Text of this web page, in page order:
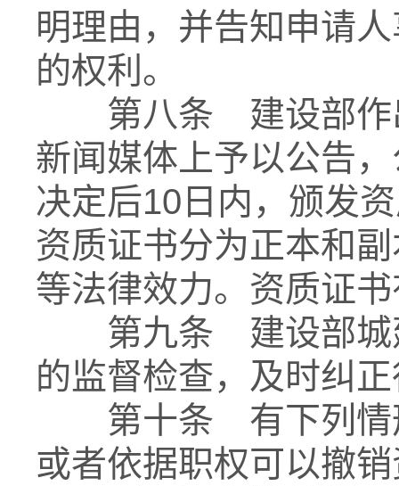
明理由，并告知申请
的权利。
第八条 建设部作出
新闻媒体上予以公告
决定后10日内，颁发
资质证书分为正本和
等法律效力。资质证
第九条 建设部城建
的监督检查，及时纠
第十条 有下列情形
或者依据职权可以撤